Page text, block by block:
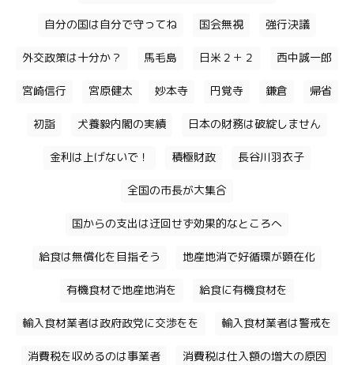
自分の国は自分で守ってね 国会無視 強行決議
外交政策は十分か？ 馬毛島 日米２＋２ 西中誠一郎
宮崎信行 宮原健太 妙本寺 円覚寺 鎌倉 帰省
初詣 犬養毅内閣の実績 日本の財務は破綻しません
金利は上げないで！ 積極財政 長谷川羽衣子
全国の市長が大集合
国からの支出は迂回せず効果的なところへ
給食は無償化を目指そう 地産地消で好循環が顕在化
有機食材で地産地消を 給食に有機食材を
輸入食材業者は政府政党に交渉をを 輸入食材業者は警戒を
消費税を収めるのは事業者 消費税は仕入額の増大の原因